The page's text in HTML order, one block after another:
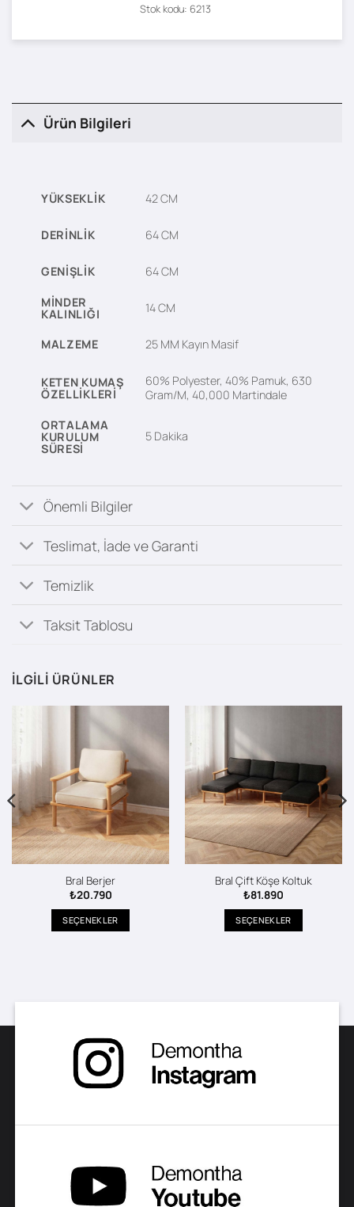
Stok kodu: 6213
Ürün Bilgileri
YÜKSEKLIK 42 CM
DERINLIK 64 CM
GENIŞLIK 64 CM
MINDER
KALINLIĞI 14 CM
MALZEME 25 MM Kayın Masif
KETEN KUMAŞ
ÖZELLIKLERI
60% Polyester, 40% Pamuk, 630
Gram/M, 40,000 Martindale
ORTALAMA
KURULUM
SÜRESI
5 Dakika
Önemli Bilgiler
Teslimat, İade ve Garanti
Temizlik
Taksit Tablosu
İLGILI ÜRÜNLER
Bral Berjer
₺20.790
SEÇENEKLER
Seçenekler
ürün
sayfasından
seçilebilir
Bral Çift Köşe Koltuk
₺81.890
SEÇENEKLER